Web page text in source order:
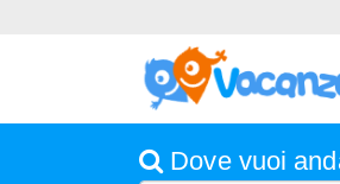
Dove vuoi